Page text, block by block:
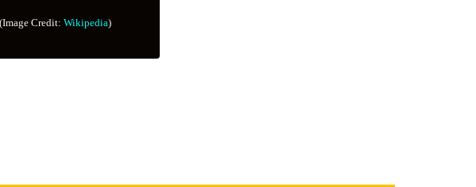
(Image Credit: Wikipedia)